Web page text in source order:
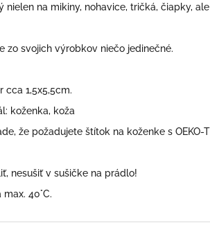
nielen na mikiny, nohavice, tričká, čiapky,
zo svojich výrobkov niečo jedinečné.
cca 1,5x5,5cm.
koženka, koža
že požadujete štítok na koženke s
nesušiť v sušičke na prádlo!
max. 40°C.